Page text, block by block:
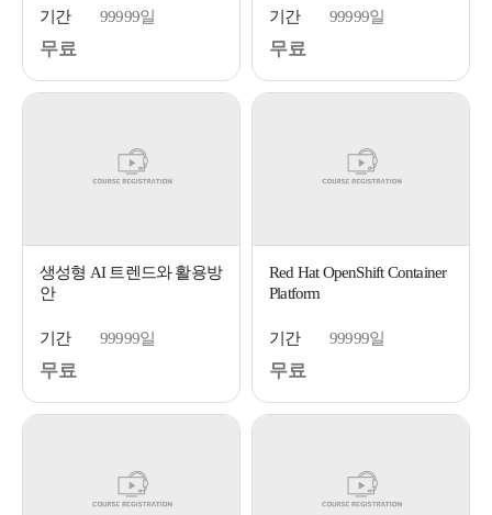
기간 99999일
무료
기간 99999일
무료
생성형 AI 트렌드와 활용방
안
기간 99999일
무료
Red Hat OpenShift Container
Platform
기간 99999일
무료